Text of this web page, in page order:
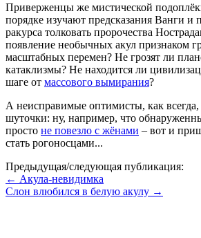
Приверженцы же мистической
порядке изучают предсказания Ванги и
ракурса толковать пророчества
появление необычных акул признаком
масштабных перемен? Не грозят ли
катаклизмы? Не находится ли
шаге от массового вымирания?
А неисправимые оптимисты, как
шуточки: ну, например, что
просто не повезло с жёнами – вот и
стать рогоносцами...
Предыдущая/следующая публикация:
← Акула-невидимка
Слон влюбился в белую акулу →